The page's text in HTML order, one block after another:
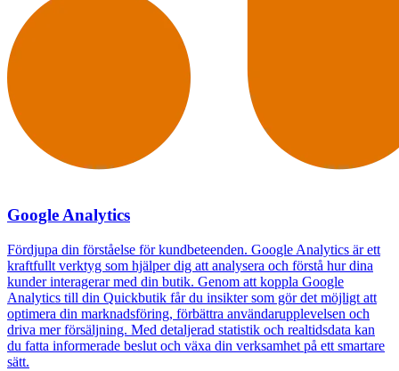
Google Analytics
Fördjupa din förståelse för kundbeteenden. Google Analytics är ett
kraftfullt verktyg som hjälper dig att analysera och förstå hur dina
kunder interagerar med din butik. Genom att koppla Google
Analytics till din Quickbutik får du insikter som gör det möjligt att
optimera din marknadsföring, förbättra användarupplevelsen och
driva mer försäljning. Med detaljerad statistik och realtidsdata kan
du fatta informerade beslut och växa din verksamhet på ett smartare
sätt.